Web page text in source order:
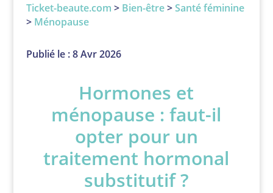
Ticket-beaute.com > Bien-être>Santé féminine
> Ménopause
Publié le : 8 Avr 2026
Hormones et
ménopause : faut-il
opter pour un
traitement hormonal
substitutif ?